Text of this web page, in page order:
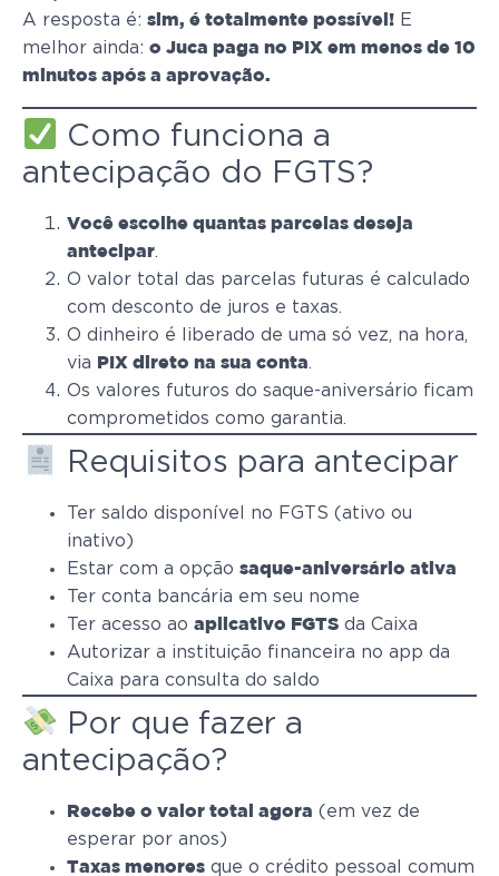
A resposta é: sim, é totalmente possível! E
melhor ainda: o Juca paga no PIX em menos de 10
minutos após a aprovação.
Como funciona a
antecipação do FGTS?
Você escolhe quantas parcelas deseja
antecipar.
O valor total das parcelas futuras é calculado
com desconto de juros e taxas.
O dinheiro é liberado de uma só vez, na hora,
via
PIX direto na sua conta.
Os valores futuros do saque-aniversário ficam
comprometidos como garantia.
Requisitos para antecipar
Ter saldo disponível no FGTS (ativo ou
inativo)
Estar com a opção saque-aniversário ativa
Ter conta bancária em seu nome
Ter acesso ao aplicativo FGTS da Caixa
Autorizar a instituição financeira no app da
Caixa para consulta do saldo
Por que fazer a
antecipação?
Recebe o valor total agora (em vez de
esperar por anos)
Taxas menores que o crédito pessoal comum